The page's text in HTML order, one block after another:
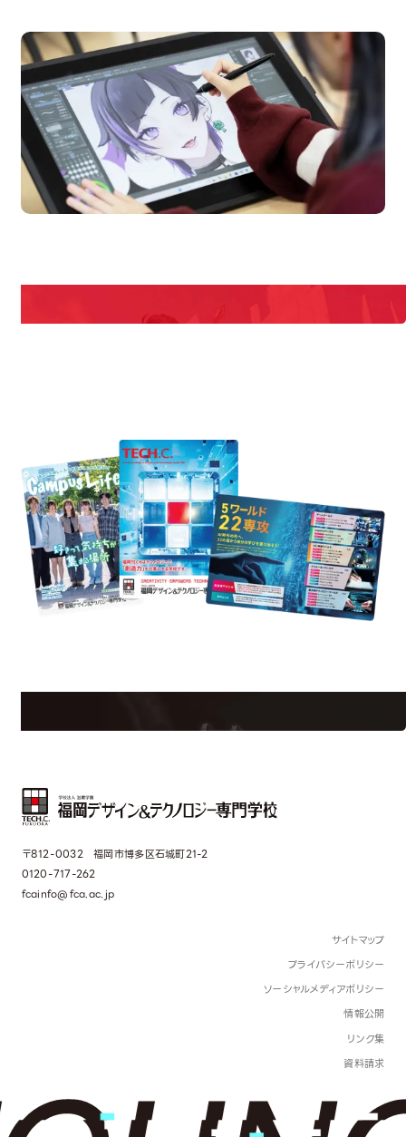
Campus
Information
〒812-0032 福岡市博多区石城町21-2
0120-717-262
fcainfo@fca.ac.jp
サイトマップ
プライバシーポリシー
ソーシャルメディアポリシー
情報公開
リンク集
資料請求